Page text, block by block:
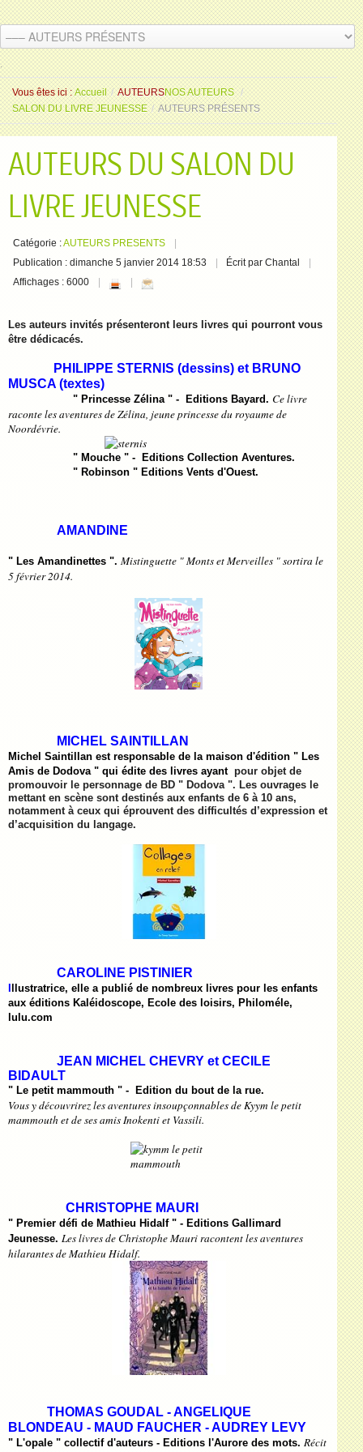
.
.
Vous êtes ici : Accueil / AUTEURSNOS AUTEURS /
SALON DU LIVRE JEUNESSE / AUTEURS PRÉSENTS
AUTEURS DU SALON DU
LIVRE JEUNESSE
Catégorie :AUTEURS PRESENTS
Publication : dimanche 5 janvier 2014 18:53
Écrit par Chantal
Affichages : 6000
Les auteurs invités présenteront leurs livres qui pourront vous
être dédicacés.
PHILIPPE STERNIS (dessins) et BRUNO
MUSCA (textes)
" Princesse Zélina " - Editions Bayard. Ce livre
raconte les aventures de Zélina, jeune princesse du royaume de
Noordévrie.
" Mouche " - Editions Collection Aventures.
" Robinson " Editions Vents d'Ouest.
AMANDINE
" Les Amandinettes ". Mistinguette " Monts et Merveilles " sortira le
5 février 2014.
MICHEL SAINTILLAN
Michel Saintillan est responsable de la maison d'édition " Les
Amis de Dodova " qui édite des livres ayant pour objet de
promouvoir le personnage de BD " Dodova ". Les ouvrages le
mettant en scène sont destinés aux enfants de 6 à 10 ans,
notamment à ceux qui éprouvent des difficultés d’expression et
d’acquisition du langage.
CAROLINE PISTINIER
Illustratrice, elle a publié de nombreux livres pour les enfants
aux éditions Kaléidoscope, Ecole des loisirs, Philoméle,
lulu.com
JEAN MICHEL CHEVRY et CECILE
BIDAULT
" Le petit mammouth " - Edition du bout de la rue.
Vous y découvrirez les aventures insoupçonnables de Kyym le petit
mammouth et de ses amis Inokenti et Vassili.
CHRISTOPHE MAURI
" Premier défi de Mathieu Hidalf " - Editions Gallimard
Jeunesse. Les livres de Christophe Mauri racontent les aventures
hilarantes de Mathieu Hidalf.
THOMAS GOUDAL - ANGELIQUE
BLONDEAU - MAUD FAUCHER - AUDREY LEVY
" L'opale " collectif d'auteurs - Editions l'Aurore des mots. Récit